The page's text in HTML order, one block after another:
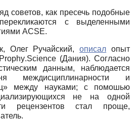
советов, как пресечь подобные
с выделенными
ACSE.
Олег Ручайский,описал опыт
Prophy.Science (Дания). Согласно
данным, наблюдается
междисциплинарности и
между науками; с помошью
не на одной
рецензентов стал проще,